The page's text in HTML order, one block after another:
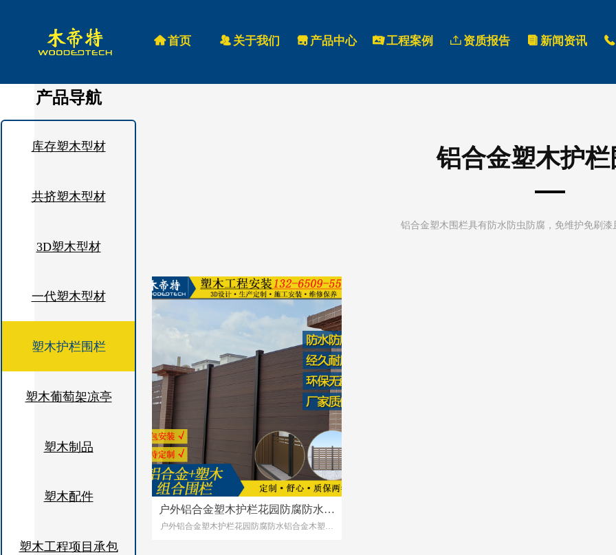
낀首页 뀡 关于我们 끵 产品中心 끡工程案例 ꄖ 资质报告 뀴 新闻资讯 끅
铝合金塑木护栏
户外铝合金塑木护栏花园防腐防水铝
合金木塑围栏庭院改造木塑围墙
户外铝合金塑木护栏花园防腐防水铝合金木塑围
铝合金塑木围栏具有防水防虫防腐，免维护免刷
库存塑木型材
共挤塑木型材
3D塑木型材
一代塑木型材
塑木护栏围栏
塑木葡萄架凉亭
塑木制品
塑木配件
塑木工程项目承包
产品导航